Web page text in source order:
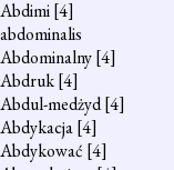
Abdimi[4]
abdominalis
Abdominalny[4]
Abdruk[4]
Abdul-medżyd[4]
Abdykacja[4]
Abdykować [4]